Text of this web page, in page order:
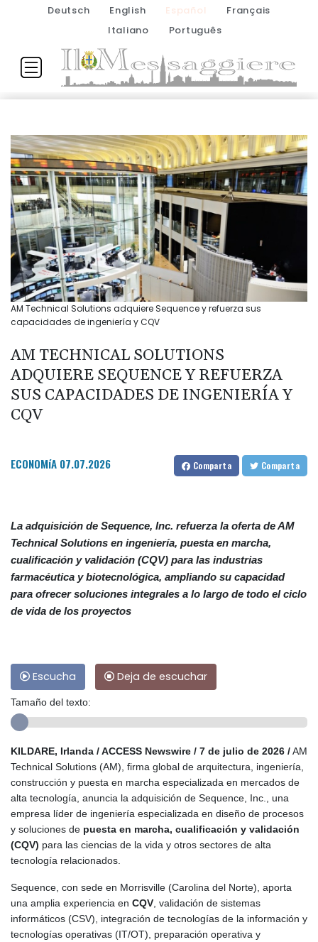
Deutsch English Español
Français
Italiano
Português
AM Technical Solutions adquiere Sequence y refuerza sus
capacidades de ingeniería y CQV
AM TECHNICAL SOLUTIONS
ADQUIERE SEQUENCE Y REFUERZA
SUS CAPACIDADES DE INGENIERÍA Y
CQV
ECONOMíA 07.07.2026 Comparta Comparta
La adquisición de Sequence, Inc. refuerza la oferta de AM
Technical Solutions en ingeniería, puesta en marcha,
cualificación y validación (CQV) para las industrias
farmacéutica y biotecnológica, ampliando su capacidad
para ofrecer soluciones integrales a lo largo de todo el ciclo
de vida de los proyectos
Escucha Deja de escuchar
Tamaño del texto:
KILDARE, Irlanda / ACCESS Newswire / 7 de julio de 2026 /AM
Technical Solutions (AM), firma global de arquitectura, ingeniería,
construcción y puesta en marcha especializada en mercados de
alta tecnología, anuncia la adquisición de Sequence, Inc., una
empresa líder de ingeniería especializada en diseño de procesos
y soluciones de puesta en marcha, cualificación y validación
(CQV) para las ciencias de la vida y otros sectores de alta
tecnología relacionados.
Sequence, con sede en Morrisville (Carolina del Norte), aporta
una amplia experiencia en CQV, validación de sistemas
informáticos (CSV), integración de tecnologías de la información y
tecnologías operativas (IT/OT), preparación operativa y